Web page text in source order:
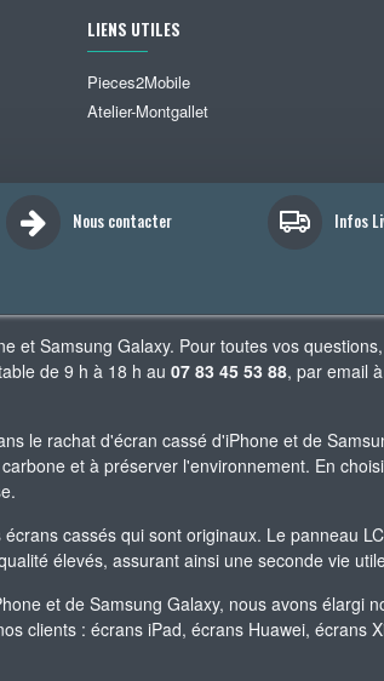
LIENS UTILES
Pieces2Mobile
Atelier-Montgallet
Nous contacter Infos
et Samsung Galaxy. Pour toutes vos
de 9 h à 18 h au 07 83 45 53 88, par email
le rachat d'écran cassé d'iPhone et de
et à préserver l'environnement. En
cassés qui sont originaux. Le panneau
élevés, assurant ainsi une seconde vie
et de Samsung Galaxy, nous avons élargi
clients : écrans iPad, écrans Huawei, écrans